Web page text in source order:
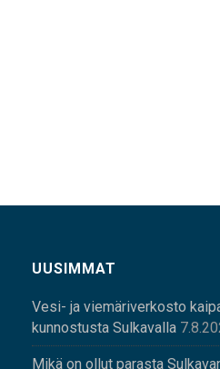
UUSIMMAT
Vesi- ja viemäriverkosto
kunnostusta Sulkavalla
Mikä on ollut parasta